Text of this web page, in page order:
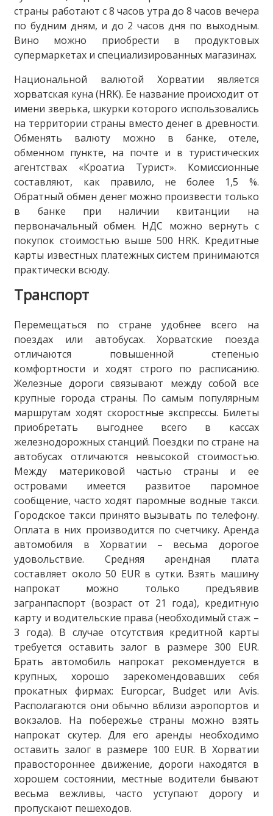
страны работают с 8 часов утра до 8 часов вечера
по будним дням, и до 2 часов дня по выходным.
Вино можно приобрести в продуктовых
супермаркетах и специализированных магазинах.
Национальной валютой Хорватии является
хорватская куна (HRK). Ее название происходит от
имени зверька, шкурки которого использовались
на территории страны вместо денег в древности.
Обменять валюту можно в банке, отеле,
обменном пункте, на почте и в туристических
агентствах «Кроатиа Турист». Комиссионные
составляют, как правило, не более 1,5 %.
Обратный обмен денег можно произвести только
в банке при наличии квитанции на
первоначальный обмен. НДС можно вернуть с
покупок стоимостью выше 500 HRK. Кредитные
карты известных платежных систем принимаются
практически всюду.
Транспорт
Перемещаться по стране удобнее всего на
поездах или автобусах. Хорватские поезда
отличаются повышенной степенью
комфортности и ходят строго по расписанию.
Железные дороги связывают между собой все
крупные города страны. По самым популярным
маршрутам ходят скоростные экспрессы. Билеты
приобретать выгоднее всего в кассах
железнодорожных станций. Поездки по стране на
автобусах отличаются невысокой стоимостью.
Между материковой частью страны и ее
островами имеется развитое паромное
сообщение, часто ходят паромные водные такси.
Городское такси принято вызывать по телефону.
Оплата в них производится по счетчику. Аренда
автомобиля в Хорватии – весьма дорогое
удовольствие. Средняя арендная плата
составляет около 50 EUR в сутки. Взять машину
напрокат можно только предъявив
загранпаспорт (возраст от 21 года), кредитную
карту и водительские права (необходимый стаж –
3 года). В случае отсутствия кредитной карты
требуется оставить залог в размере 300 EUR.
Брать автомобиль напрокат рекомендуется в
крупных, хорошо зарекомендовавших себя
прокатных фирмах: Europcar, Budget или Avis.
Располагаются они обычно вблизи аэропортов и
вокзалов. На побережье страны можно взять
напрокат скутер. Для его аренды необходимо
оставить залог в размере 100 EUR. В Хорватии
правостороннее движение, дороги находятся в
хорошем состоянии, местные водители бывают
весьма вежливы, часто уступают дорогу и
пропускают пешеходов.